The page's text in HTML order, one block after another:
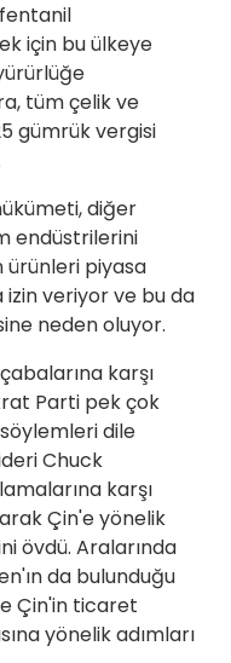
için bu ülkeye
tüm çelik ve
gümrük vergisi
diğer
endüstrilerini
piyasa
izin veriyor ve bu da
neden oluyor.
karşı
Parti pek çok
söylemleri dile
Chuck
karşı
Çin'e yönelik
övdü. Aralarında
da bulunduğu
Çin'in ticaret
yönelik adımları